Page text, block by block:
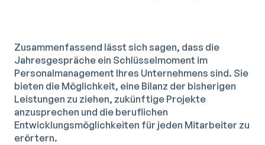
Zusammenfassend lässt sich sagen, dass die
Jahresgespräche ein Schlüsselmoment im
Personalmanagement Ihres Unternehmens sind. Sie
bieten die Möglichkeit, eine Bilanz der bisherigen
Leistungen zu ziehen, zukünftige Projekte
anzusprechen und die beruflichen
Entwicklungsmöglichkeiten für jeden Mitarbeiter zu
erörtern.